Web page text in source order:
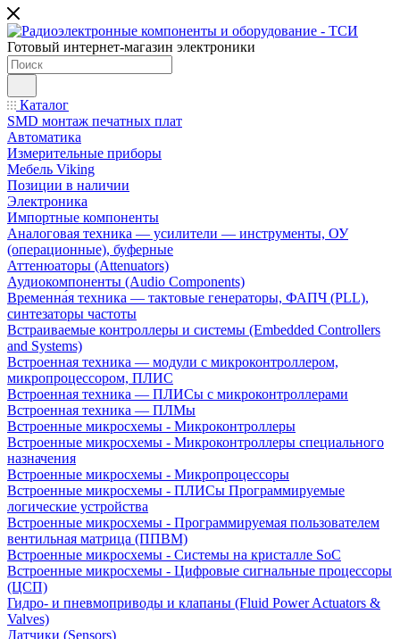
Готовый интернет-магазин электроники
Каталог
SMD монтаж печатных плат
Автоматика
Измерительные приборы
Мебель Viking
Позиции в наличии
Электроника
Импортные компоненты
Аналоговая техника — усилители — инструменты, ОУ
(операционные), буферные
Аттенюаторы (Attenuators)
Аудиокомпоненты (Audio Components)
Временна́я техника — тактовые генераторы, ФАПЧ (PLL),
синтезаторы частоты
Встраиваемые контроллеры и системы (Embedded Controllers
and Systems)
Встроенная техника — модули с микроконтроллером,
микропроцессором, ПЛИС
Встроенная техника — ПЛИСы с микроконтроллерами
Встроенная техника — ПЛМы
Встроенные микросхемы - Микроконтроллеры
Встроенные микросхемы - Микроконтроллеры специального
назначения
Встроенные микросхемы - Микропроцессоры
Встроенные микросхемы - ПЛИСы Программируемые
логические устройства
Встроенные микросхемы - Программируемая пользователем
вентильная матрица (ППВМ)
Встроенные микросхемы - Системы на кристалле SoC
Встроенные микросхемы - Цифровые сигнальные процессоры
(ЦСП)
Гидро- и пневмоприводы и клапаны (Fluid Power Actuators &
Valves)
Датчики (Sensors)